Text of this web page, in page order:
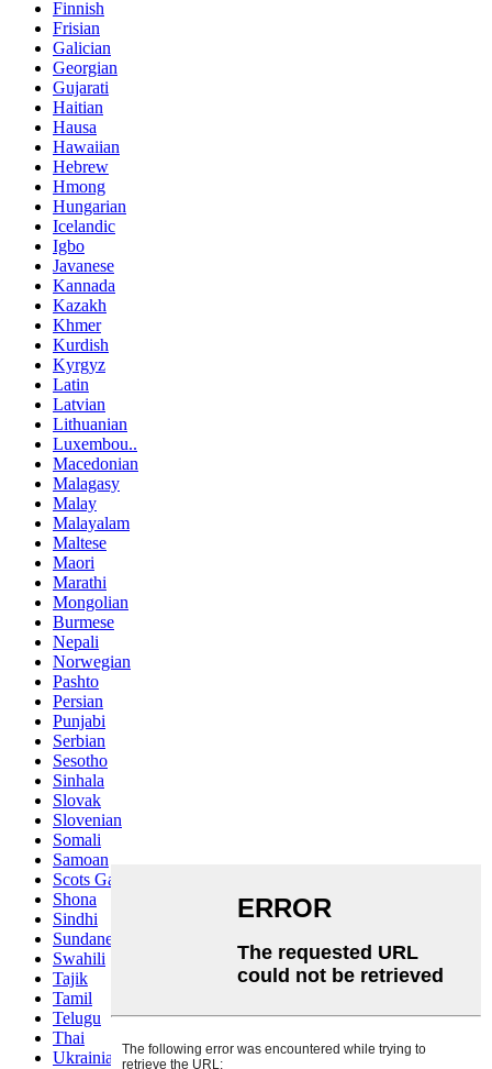
Finnish
Frisian
Galician
Georgian
Gujarati
Haitian
Hausa
Hawaiian
Hebrew
Hmong
Hungarian
Icelandic
Igbo
Javanese
Kannada
Kazakh
Khmer
Kurdish
Kyrgyz
Latin
Latvian
Lithuanian
Luxembou..
Macedonian
Malagasy
Malay
Malayalam
Maltese
Maori
Marathi
Mongolian
Burmese
Nepali
Norwegian
Pashto
Persian
Punjabi
Serbian
Sesotho
Sinhala
Slovak
Slovenian
Somali
Samoan
Scots Gaelic
Shona
Sindhi
Sundanese
Swahili
Tajik
Tamil
Telugu
Thai
Ukrainian